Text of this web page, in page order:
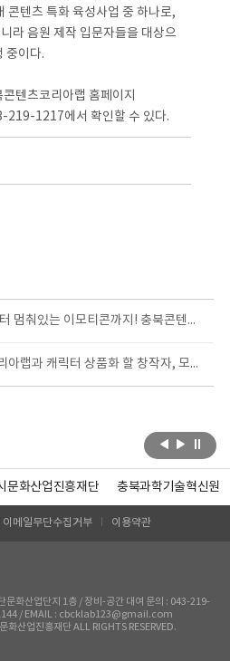
콘텐츠 특화 육성사업 중 하나로,
라 음원 제작 입문자들을 대상으
중이다.
텐츠코리아랩 홈페이지
1217에서 확인할 수 있다.
캐릭터 창작부터 멈춰있는 이모티콘까지! 충북콘텐츠코리아랩, 2개 과정 수강생 동시모집
충북콘텐츠코리아랩과 캐릭터 상품화 할 창작자, 모여라!
문화산업진흥재단 충북과학기술혁신원
이메일무단수집거부 이용약관
문화산업단지 1층 / 장비-공간 대여 문의 : 043-219-
/ EMAIL : cbcklab123@gmail.com
화산업진흥재단 ALL RIGHTS RESERVED.